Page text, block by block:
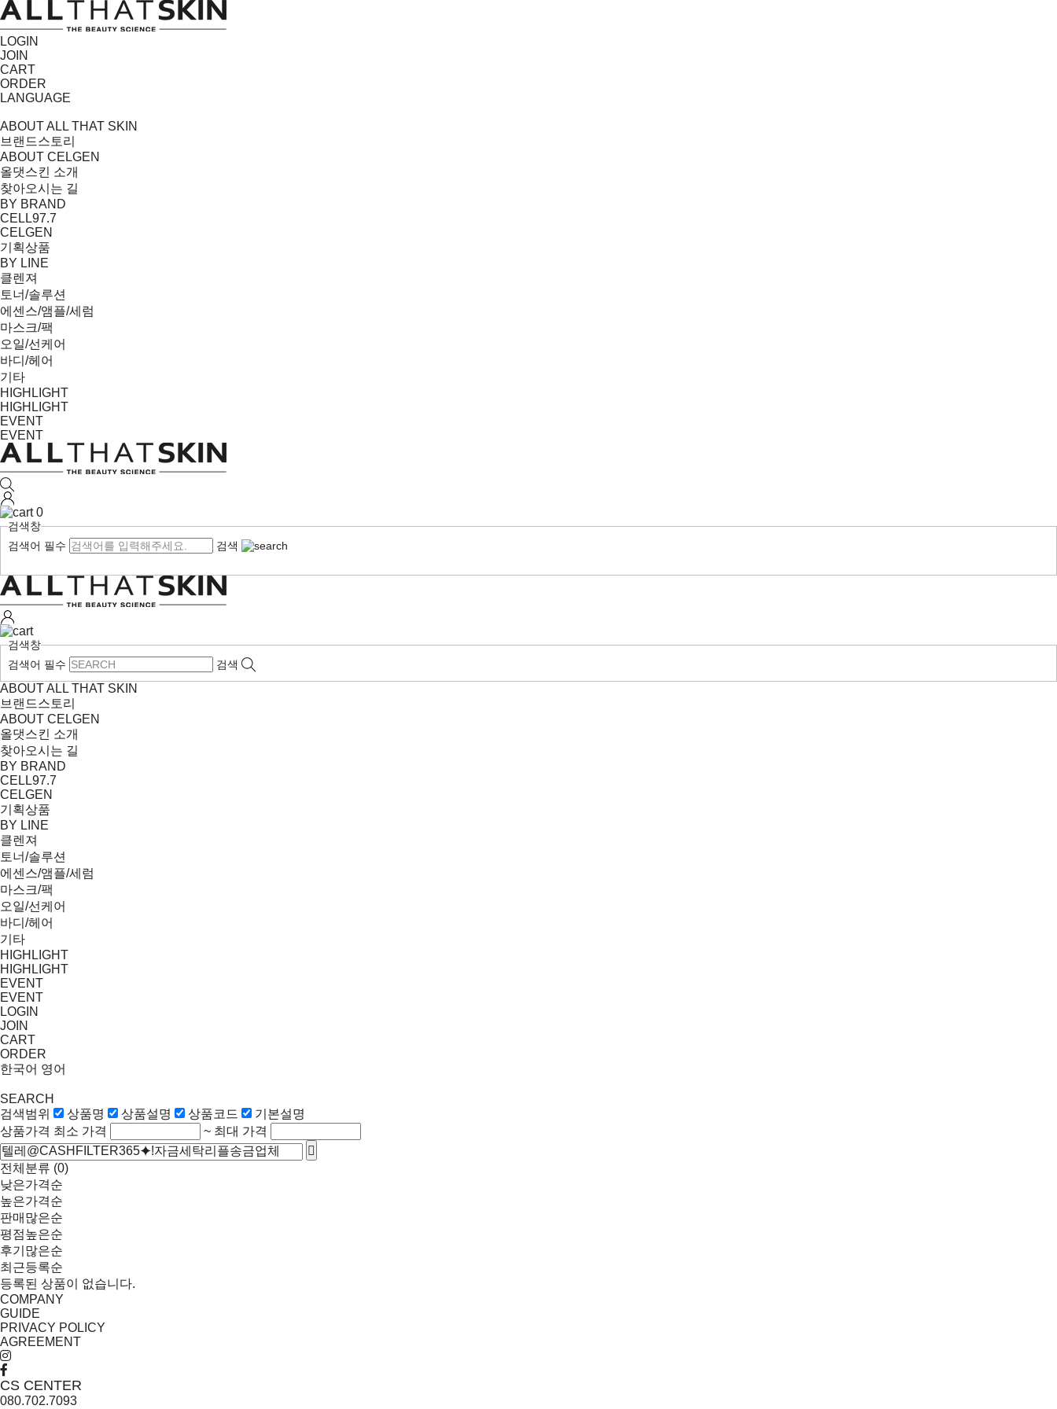
LOGIN
JOIN
CART
ORDER
LANGUAGE
ABOUT ALL THAT SKIN
브랜드스토리
ABOUT CELGEN
올댓스킨 소개
찾아오시는 길
BY BRAND
CELL97.7
CELGEN
기획상품
BY LINE
클렌져
토너/솔루션
에센스/앰플/세럼
마스크/팩
오일/선케어
바디/헤어
기타
HIGHLIGHT
HIGHLIGHT
EVENT
EVENT
0
검색창
검색어 필수
검색
검색창
검색어 필수
검색
ABOUT ALL THAT SKIN
브랜드스토리
ABOUT CELGEN
올댓스킨 소개
찾아오시는 길
BY BRAND
CELL97.7
CELGEN
기획상품
BY LINE
클렌져
토너/솔루션
에센스/앰플/세럼
마스크/팩
오일/선케어
바디/헤어
기타
HIGHLIGHT
HIGHLIGHT
EVENT
EVENT
LOGIN
JOIN
CART
ORDER
한국어 영어
SEARCH
검색범위
상품명 상품설명 상품코드
기본설명
상품가격 최소 가격 ~ 최대 가격
전체분류 (0)
낮은가격순
높은가격순
판매많은순
평점높은순
후기많은순
최근등록순
등록된 상품이 없습니다.
COMPANY
GUIDE
PRIVACY POLICY
AGREEMENT
CS CENTER
080.702.7093